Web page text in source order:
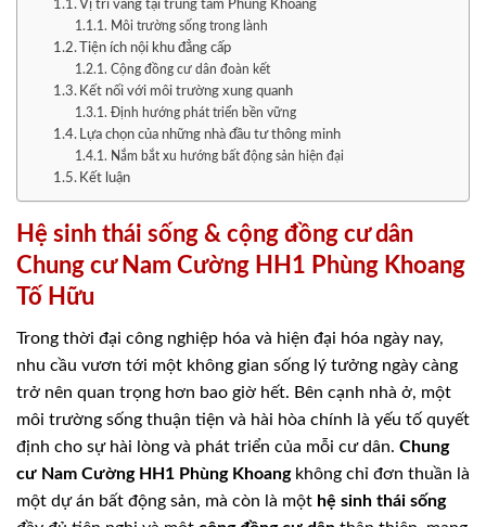
Vị trí vàng tại trung tâm Phùng Khoang
Môi trường sống trong lành
Tiện ích nội khu đẳng cấp
Cộng đồng cư dân đoàn kết
Kết nối với môi trường xung quanh
Định hướng phát triển bền vững
Lựa chọn của những nhà đầu tư thông minh
Nắm bắt xu hướng bất động sản hiện đại
Kết luận
Hệ sinh thái sống & cộng đồng cư dân
Chung cư Nam Cường HH1 Phùng Khoang
Tố Hữu
Trong thời đại công nghiệp hóa và hiện đại hóa ngày nay,
nhu cầu vươn tới một không gian sống lý tưởng ngày càng
trở nên quan trọng hơn bao giờ hết. Bên cạnh nhà ở, một
môi trường sống thuận tiện và hài hòa chính là yếu tố quyết
định cho sự hài lòng và phát triển của mỗi cư dân. Chung
cư Nam Cường HH1 Phùng Khoangkhông chỉ đơn thuần là
một dự án bất động sản, mà còn là một hệ sinh thái sống